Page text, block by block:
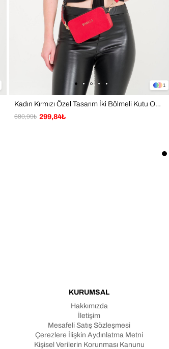
1
Kadın Kırmızı Özel Tasarım İki Bölmeli Kutu Omuz Çantası
299,84₺
680,99₺
KURUMSAL
Hakkımızda
İletişim
Mesafeli Satış Sözleşmesi
Çerezlere İlişkin Aydınlatma Metni
Kişisel Verilerin Korunması Kanunu